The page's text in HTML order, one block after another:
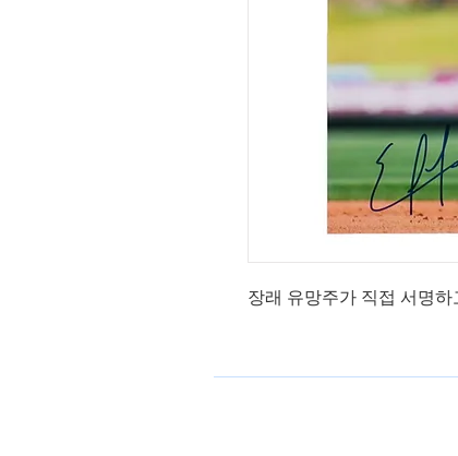
장래 유망주가 직접 서명